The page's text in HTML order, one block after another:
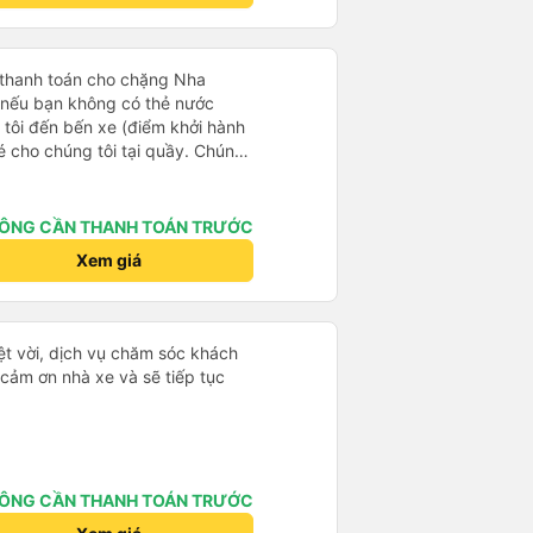
toán cho chặng Nha
bạn không có thẻ nước
đến bến xe (điểm khởi hành
cho chúng tôi tại quầy. Chúng
về trực tiếp tại quầy, vì giá
chuyển sang xe giường nằm.
áo len ấm hoặc áo khoác
lạnh, và chăn mền thì hơi cũ,
khá sạch sẽ. Chúng tôi trở về
ga B2, Lối ra 8) trên một
ghế ngả. Xe ít rộng rãi hơn,
hơn nhiều so với một chuyến
tôi cũng dừng lại gần Nha
ga bằng xe buýt nhỏ. Họ
suốt chuyến đi, và có thể
khuyên bạn nên chọn
CẦN THANH TOÁN TRƯỚC
Xem giá
vời, dịch vụ chăm sóc khách
ơn nhà xe và sẽ tiếp tục
CẦN THANH TOÁN TRƯỚC